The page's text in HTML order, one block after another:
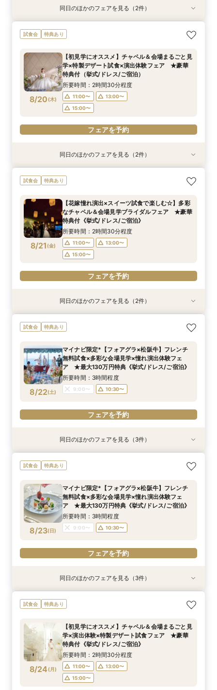
特典あり
8/17(月)
【しっかりお見積り比較×何でも相談】安心ブラ
イダル相談会 ★豪華特典付（挙式/ドレス/ご宿
所要時間：2時間30分程度
11:00〜
13:00〜
15:00〜
フェアを予約
特典あり
8/17(月)
【最短1ヶ月の準備OK☆】少人数ウエディング相
談フェア（10名/57万円～）
11:00〜 15:00〜
フェアを予約
同日のほかのフェアを見る（2件）
試食会 特典あり
8/20 (木)
【初見学にオススメ】チャペル＆会場まるごと見
学×特製デザート試食×演出体験フェア ★豪華
特典付（挙式/ドレス/ご宿泊）
所要時間：2時間30分程度
11:00〜
13:00〜
15:00〜
フェアを予約
特典あり
8/20 木 )
【しっかりお見積り比較×何でも相談】安心ブラ
イダル相談会 ★豪華特典付（挙式/ドレス/ご宿
所要時間：2時間30分程度
11:00〜
13:00〜
15:00〜
フェアを予約
特典あり
8/20 木 )
【最短1ヶ月の準備OK☆】少人数ウエディング相
談フェア（10名/57万円～）
11:00〜 15:00〜
フェアを予約
同日のほかのフェアを見る（2件）
試食会 特典あり
8/21 (金)
【花嫁憧れ演出×スイーツ試食で楽しむ☆】多彩
なチャペル＆会場見学ブライダルフェア ★豪華
特典付《挙式/ドレス/ご宿泊》
所要時間：2時間30分程度
11:00〜
13:00〜
15:00〜
フェアを予約
特典あり
8/21(金)
【しっかりお見積り比較×何でも相談】安心ブラ
イダル相談会 ★豪華特典付（挙式/ドレス/ご宿
所要時間：2時間30分程度
11:00〜
13:00〜
15:00〜
特典あり
8/21(金)
【最短1ヶ月の準備OK☆】少人数ウエディング相
談フェア（10名/57万円～）
11:00〜 15:00〜
フェアを予約
同日のほかのフェアを見る（2件）
試食会 特典あり
8/22(土)
マイナビ限定*【フォアグラ×松阪牛】フレンチ
無料試食×多彩な会場見学×憧れ演出体験フェ
ア ★最大130万円特典《挙式/ドレス/ご宿泊》
所要時間：3時間程度
9:00〜 10:30〜
フェアを予約
特典あり
8/22(土)
【ホテル最上階の絶景オーシャンビュー】チャペ
ル＆会場見学/スイーツ試食/憧れ演出体験フェ
所要時間：2時間30分程度
9:00〜
10:30〜
15:00〜
特典あり
8/22(土)
【しっかりお見積り比較×何でも相談】安心ブラ
イダル相談会 ★豪華特典付（挙式/ドレス/ご宿
所要時間：2時間30分程度
11:00〜
13:00〜
15:00〜
特典あり
8/22(土)
【最短1ヶ月の準備OK☆】少人数ウエディング相
談フェア（10名/57万円～）
11:00〜 15:00〜
フェアを予約
同日のほかのフェアを見る（3件）
試食会 特典あり
8/23(日)
マイナビ限定*【フォアグラ×松阪牛】フレンチ
無料試食×多彩な会場見学×憧れ演出体験フェ
ア ★最大130万円特典《挙式/ドレス/ご宿泊》
所要時間：3時間程度
9:00〜 10:30〜
フェアを予約
特典あり
8/23 (日
【絶景ロケーション×星空演出体験】多彩な会場
見学＆特製スイーツ試食付フェア ★最大130万
所要時間：2時間30分程度
9:00〜
10:30〜
15:00〜
フェアを予約
特典あり
8/23 (日
【しっかりお見積り比較×何でも相談】安心ブラ
イダル相談会 ★豪華特典付（挙式/ドレス/ご宿
所要時間：2時間30分程度
11:00〜
13:00〜
15:00〜
フェアを予約
特典あり
8/23 (日
【最短1ヶ月の準備OK☆】少人数ウエディング相
談フェア（10名/57万円～）
11:00〜 15:00〜
フェアを予約
同日のほかのフェアを見る（3件）
試食会 特典あり
8/24 (月)
【初見学にオススメ】チャペル＆会場まるごと見
学×演出体験×特製デザート試食フェア ★豪華
特典付《挙式/ドレス/ご宿泊》
所要時間：2時間30分程度
11:00〜
13:00〜
15:00〜